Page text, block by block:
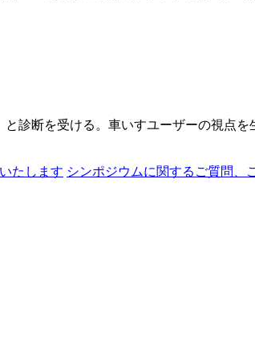
診断を受ける。車いすユーザーの視点
たします シンポジウムに関するご質問、